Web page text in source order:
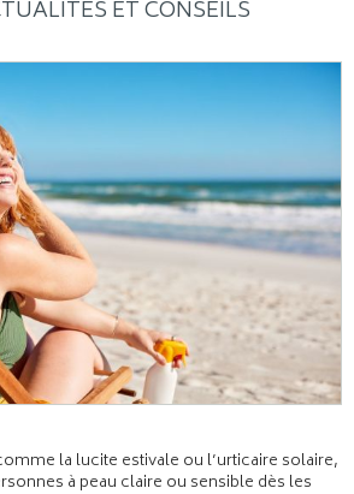
ET CONSEILS
la lucite estivale ou l’urticaire solaire,
à peau claire ou sensible dès les